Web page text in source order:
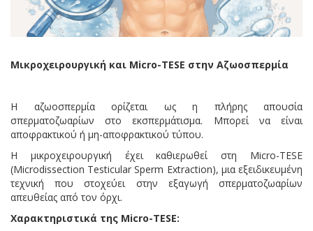
Μικροχειρουργική και Micro-TESE στην Αζωοσπερμία
Η αζωοσπερμία ορίζεται ως η πλήρης απουσία
σπερματοζωαρίων στο εκσπερμάτισμα. Μπορεί να είναι
αποφρακτικού ή μη-αποφρακτικού τύπου.
Η μικροχειρουργική έχει καθιερωθεί στη Micro-TESE
(Microdissection Testicular Sperm Extraction), μια εξειδικευμένη
τεχνική που στοχεύει στην εξαγωγή σπερματοζωαρίων
απευθείας από τον όρχι.
Χαρακτηριστικά της Micro-TESE: